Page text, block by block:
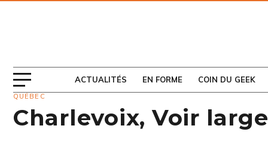
ACTUALITÉS EN FORME COIN DU GEEK
QUÉBEC
Charlevoix, Voir large